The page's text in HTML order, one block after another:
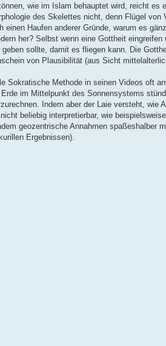
wie im Islam behauptet wird, reicht
des Skelettes nicht, denn Flügel von
Haufen anderer Gründe, warum es
her? Selbst wenn eine Gottheit
sollte, damit es fliegen kann. Die
von Plausibilität (aus Sicht
Sokratische Methode in seinen Videos oft
im Mittelpunkt des Sonnensystems
Indem aber der Laie versteht, wie
beliebig interpretierbar, wie
geozentrische Annahmen spaßeshalber
Ergebnissen).